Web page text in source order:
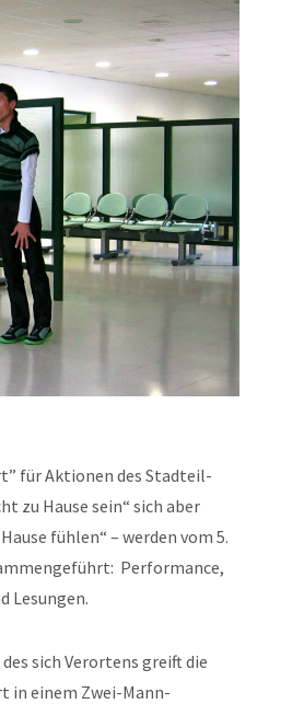
für Aktionen des Stadteil-
zu Hause sein“ sich aber
fühlen“ – werden vom 5.
Performance,
Lesungen.
sich Verortens greift die
in einem Zwei-Mann-